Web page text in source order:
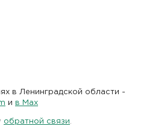
в Ленинградской области -
и в Maх
обратной связи